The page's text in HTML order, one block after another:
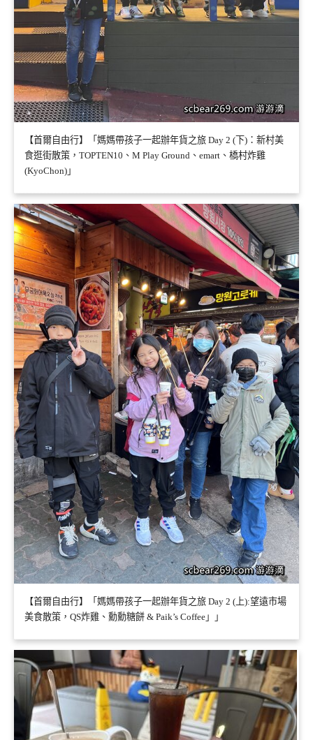
【首爾自由行】「媽媽帶孩子一起辦年貨之旅 Day 2 (下)：新村美
食逛街散策，TOPTEN10、M Play Ground、emart、橋村炸雞
(KyoChon)」
【首爾自由行】「媽媽帶孩子一起辦年貨之旅 Day 2 (上):望遠市場
美食散策，QS炸雞、勳勳糖餅 & Paik’s Coffee」」